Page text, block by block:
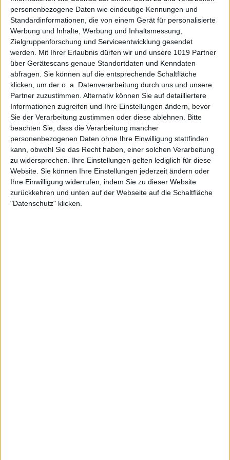
personenbezogene Daten wie eindeutige Kennungen und
Standardinformationen, die von einem Gerät für personalisierte
Werbung und Inhalte, Werbung und Inhaltsmessung,
Zielgruppenforschung und Serviceentwicklung gesendet
werden.
Mit Ihrer Erlaubnis dürfen wir und unsere 1019 Partner
über Gerätescans genaue Standortdaten und Kenndaten
abfragen. Sie können auf die entsprechende Schaltfläche
klicken, um der o. a. Datenverarbeitung durch uns und unsere
Partner zuzustimmen. Alternativ können Sie auf detailliertere
Informationen zugreifen und Ihre Einstellungen ändern, bevor
Sie der Verarbeitung zustimmen oder diese ablehnen.
Bitte
beachten Sie, dass die Verarbeitung mancher
personenbezogenen Daten ohne Ihre Einwilligung stattfinden
kann, obwohl Sie das Recht haben, einer solchen Verarbeitung
zu widersprechen. Ihre Einstellungen gelten lediglich für diese
Website. Sie können Ihre Einstellungen jederzeit ändern oder
Ihre Einwilligung widerrufen, indem Sie zu dieser Website
zurückkehren und unten auf der Webseite auf die Schaltfläche
"Datenschutz" klicken.